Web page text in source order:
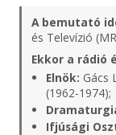
A bemutató
és Televízió
Ekkor a rádió
Elnök: Gács
(1962-1974);
Ifjúsági